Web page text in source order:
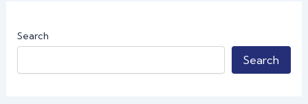
Search
Search